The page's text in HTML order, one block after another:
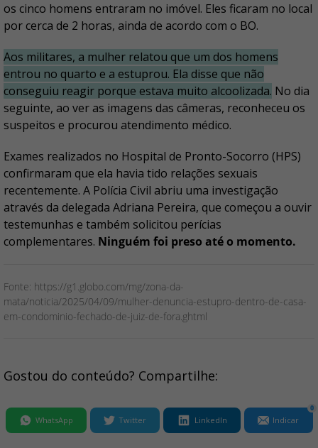
os cinco homens entraram no imóvel. Eles ficaram no local
por cerca de 2 horas, ainda de acordo com o BO.
Aos militares, a mulher relatou que um dos homens
entrou no quarto e a estuprou. Ela disse que não
conseguiu reagir porque estava muito alcoolizada. No dia
seguinte, ao ver as imagens das câmeras, reconheceu os
suspeitos e procurou atendimento médico.
Exames realizados no Hospital de Pronto-Socorro (HPS)
confirmaram que ela havia tido relações sexuais
recentemente. A Polícia Civil abriu uma investigação
através da delegada Adriana Pereira, que começou a ouvir
testemunhas e também solicitou perícias
complementares. Ninguém foi preso até o momento.
Fonte: https://g1.globo.com/mg/zona-da-
mata/noticia/2025/04/09/mulher-denuncia-estupro-dentro-de-casa-
em-condominio-fechado-de-juiz-de-fora.ghtml
Gostou do conteúdo? Compartilhe:
WhatsApp Twitter LinkedIn Indicar
0